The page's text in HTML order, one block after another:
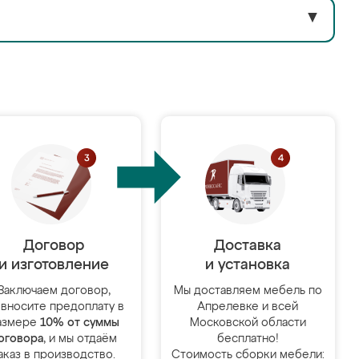
▼
Договор
изготовление
договор,
предоплату в
10% от суммы
, и мы отдаём
в производство.
Доставка
и установка
Мы доставляем мебель по
Апрелевке и всей
Московской области
бесплатно!
Стоимость сборки мебели: